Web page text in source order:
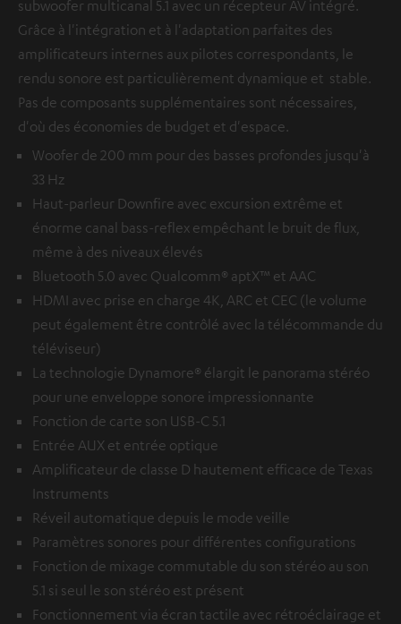
subwoofer multicanal 5.1 avec un récepteur AV intégré.
Grâce à l'intégration et à l'adaptation parfaites des
amplificateurs internes aux pilotes correspondants, le
rendu sonore est particulièrement dynamique et stable.
Pas de composants supplémentaires sont nécessaires,
d'où des économies de budget et d'espace.
Woofer de 200 mm pour des basses profondes jusqu'à
33 Hz
Haut-parleur Downfire avec excursion extrême et
énorme canal bass-reflex empêchant le bruit de flux,
même à des niveaux élevés
Bluetooth 5.0 avec Qualcomm® aptX™ et AAC
HDMI avec prise en charge 4K, ARC et CEC (le volume
peut également être contrôlé avec la télécommande du
téléviseur)
La technologie Dynamore® élargit le panorama stéréo
pour une enveloppe sonore impressionnante
Fonction de carte son USB-C 5.1
Entrée AUX et entrée optique
Amplificateur de classe D hautement efficace de Texas
Instruments
Réveil automatique depuis le mode veille
Paramètres sonores pour différentes configurations
Fonction de mixage commutable du son stéréo au son
5.1 si seul le son stéréo est présent
Fonctionnement via écran tactile avec rétroéclairage et